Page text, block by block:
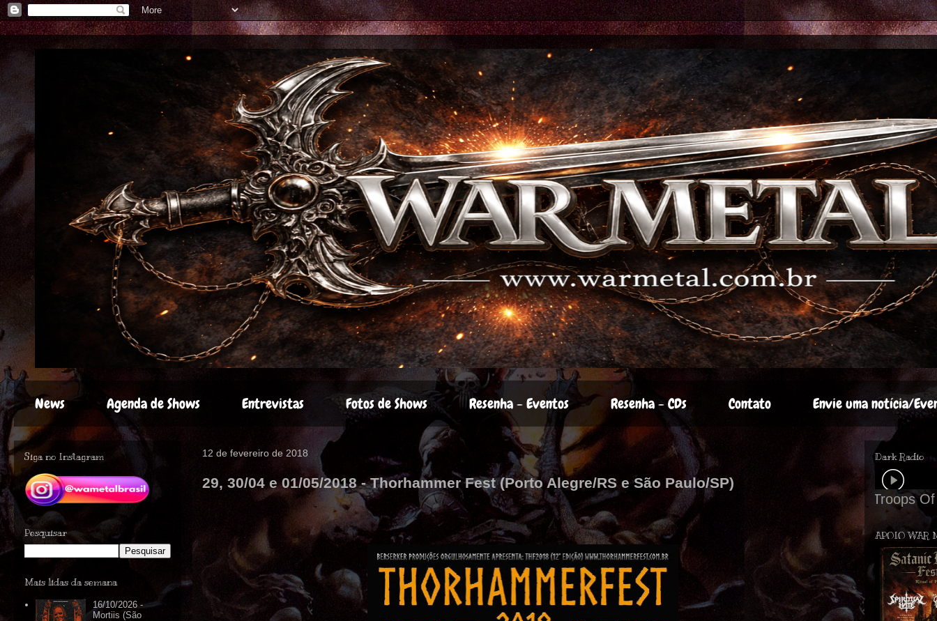
News Agenda de Shows Entrevistas Fotos de Shows Resenha - Eventos Resenha - CDs Contato Envie uma notícia/
12 de fevereiro de 2018
29, 30/04 e 01/05/2018 - Thorhammer Fest (Porto Alegre/RS e São Paulo/SP)
Siga no Instagram
Pesquisar
Mais lidas da semana
16/10/2026 -
Mortiis (São
Dark Radio
APOIO WAR